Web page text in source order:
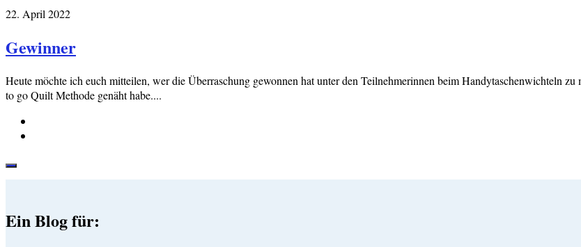
22. April 2022
Gewinner
Heute möchte ich euch mitteilen, wer die Überraschung gewonnen hat unter den Teilnehmerinnen beim Handytaschenwichteln
to go Quilt Methode genäht habe....
Ein Blog für: